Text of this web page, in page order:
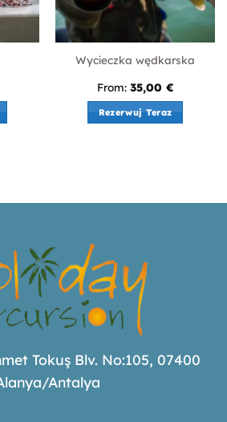
Wycieczka wędkarska
From: 35,00 €
Rezerwuj Teraz
Tokuş Blv. No:105, 07400
Antalya